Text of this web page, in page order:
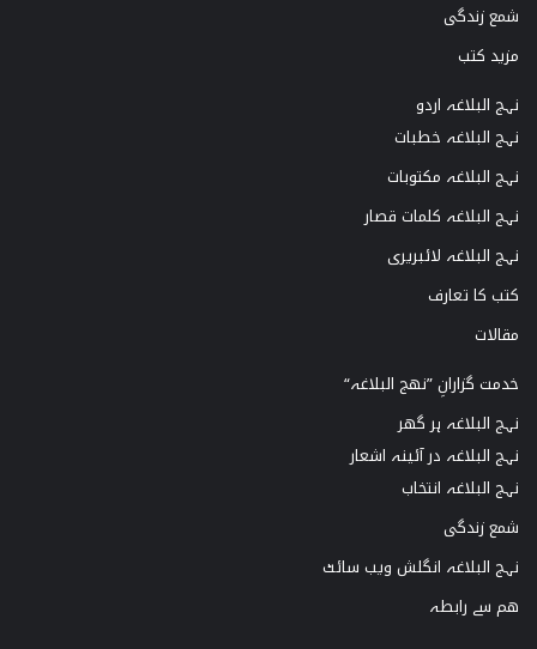
شمع زندگی
مزید کتب
نہج البلاغہ اردو
نہج البلاغہ خطبات
نہج البلاغہ مکتوبات
نہج البلاغہ کلمات قصار
نہج البلاغہ لائبریری
کتب کا تعارف
مقالات
خدمت گزارانِ ”نھج البلاغہ“
نہج البلاغہ ہر گھر
نہج البلاغہ در آئینہ اشعار
نہج البلاغہ انتخاب
شمع زندگی
نہج البلاغہ انگلش ویب سائٹ
ھم سے رابطہ